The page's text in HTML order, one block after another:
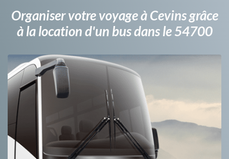
Organiser votre voyage à Cevins grâce
à la location d'un bus dans le 54700